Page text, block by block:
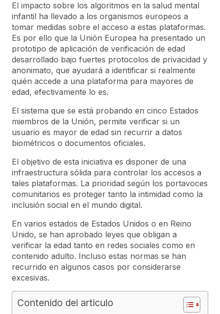
El impacto sobre los algoritmos en la salud mental
infantil ha llevado a los organismos europeos a
tomar medidas sobre el acceso a estas plataformas.
Es por ello que la Unión Europea ha presentado un
prototipo de aplicación de verificación de edad
desarrollado bajo fuertes protocolos de privacidad y
anonimato, que ayudará a identificar si realmente
quién accede a una plataforma para mayores de
edad, efectivamente lo es.
El sistema que se está probando en cinco Estados
miembros de la Unión, permite verificar si un
usuario es mayor de edad sin recurrir a datos
biométricos o documentos oficiales.
El objetivo de esta iniciativa es disponer de una
infraestructura sólida para controlar los accesos a
tales plataformas. La prioridad según los portavoces
comunitarios es proteger tanto la intimidad como la
inclusión social en el mundo digital.
En varios estados de Estados Unidos o en Reino
Unido, se han aprobado leyes que obligan a
verificar la edad tanto en redes sociales como en
contenido adulto. Incluso estas normas se han
recurrido en algunos casos por considerarse
excesivas.
Contenido del articulo